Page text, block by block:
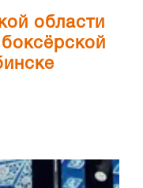
области